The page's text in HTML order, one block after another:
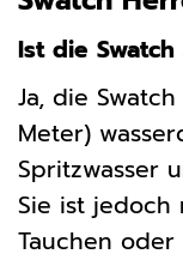
Ist die Swatch
Ja, die
Meter)
Spritzwasser
Sie ist jedoch
Tauchen